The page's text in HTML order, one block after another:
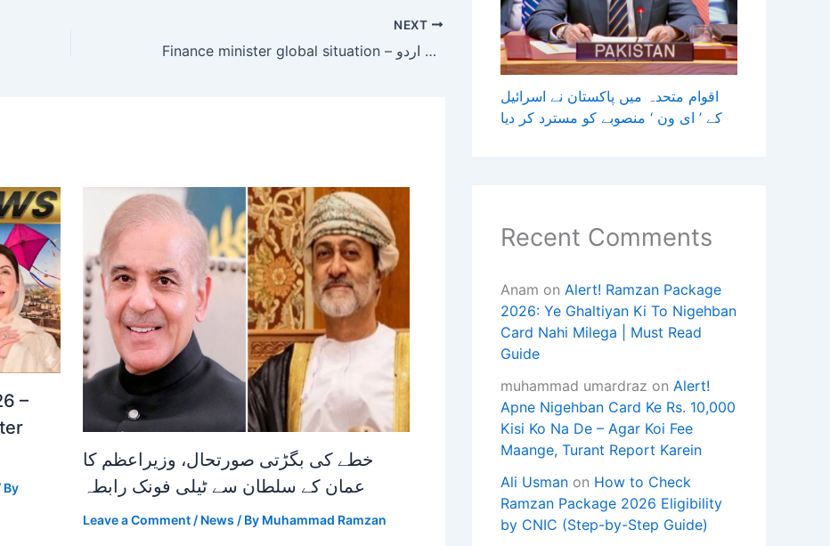
NEXT
Finance minister global situation – ایکسپریس اردو
–
By
خطے کی بگڑتی صورتحال، وزیراعظم کا
عمان کے سلطان سے ٹیلی فونک رابطہ
Leave a Comment / News / By Muhammad Ramzan
اقوام متحدہ میں پاکستان نے اسرائیل
کے ’ ای ون ‘ منصوبے کو مسترد کر دیا
Recent Comments
Anam on Alert! Ramzan Package
2026: Ye Ghaltiyan Ki To Nigehban
Card Nahi Milega | Must Read
Guide
muhammad umardraz on Alert!
Apne Nigehban Card Ke Rs. 10,000
Kisi Ko Na De – Agar Koi Fee
Maange, Turant Report Karein
Ali Usman on How to Check
Ramzan Package 2026 Eligibility
by CNIC (Step-by-Step Guide)